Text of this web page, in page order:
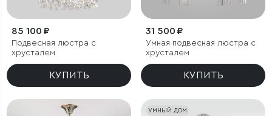
85 100 ₽
Подвесная люстра с
хрусталем
КУПИТЬ
31 500 ₽
Умная подвесная люстра с
хрусталем
КУПИТЬ
УМНЫЙ ДОМ